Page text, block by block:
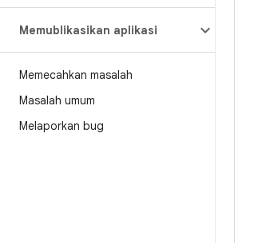
Memublikasikan aplikasi
Memecahkan masalah
Masalah umum
Melaporkan bug